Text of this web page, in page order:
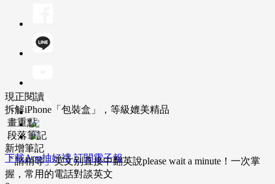
下載App抽好禮 訂閱電子報
現正閱讀
拆解iPhone「包裝盒」，等級媲美精品
畫重點
段落筆記
新增筆記
「請稍等」英文別直接中翻英說please wait a minute！一次掌
握，常用的電話對談英文